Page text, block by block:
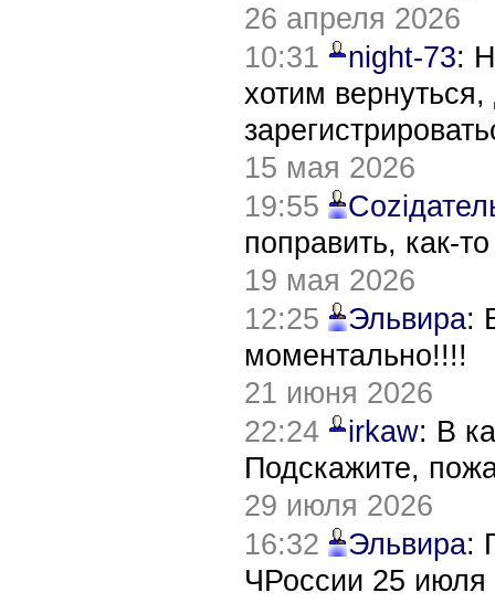
26 апреля 2026
10:31
night-73:
хотим
15 мая 2026
19:55
поправить, как-
19 мая 2026
12:25
Эльвира:
моментально!!!!
21 июня 2026
22:24
irkaw: В
Подскажите,
29 июля 2026
16:32
Эльвира:
ЧРоссии 25 июля